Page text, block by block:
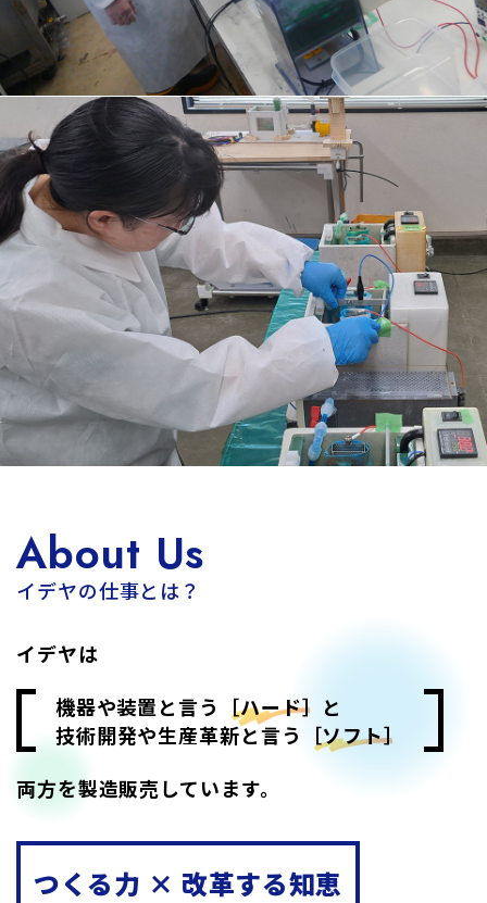
About Us
イデヤの仕事とは？
イデヤは
機器や装置と言う
［ハード］ と
技術開発や生産革新と言う
［ソフト］
両方を製造販売しています。
つくる力 × 改革する知恵